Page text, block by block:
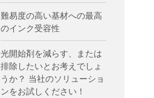
難易度の高い基材への最高
のインク受容性
光開始剤を減らす、または
排除したいとお考えでしょ
うか？ 当社のソリューショ
ンをお試しください！